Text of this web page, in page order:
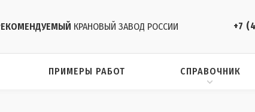
КРАНОВЫЙ ЗАВОД РОССИИ +7
ПРИМЕРЫ РАБОТ СПРАВОЧНИК